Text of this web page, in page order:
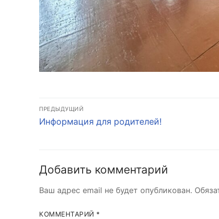
Навигация
по
ПРЕДЫДУЩИЙ
Предыдущая
Информация для родителей!
Добавить комментарий
Ваш адрес email не будет опубликован.
КОММЕНТАРИЙ *